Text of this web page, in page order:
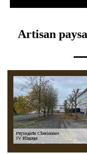
Artisan